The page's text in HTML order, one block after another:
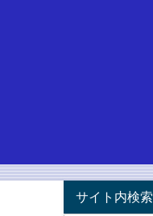
サイト内検索